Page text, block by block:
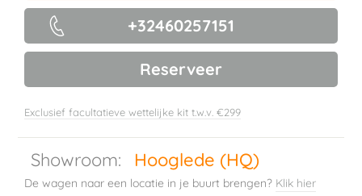
+32460257151
Reserveer
Exclusief facultatieve wettelijke kit t.w.v. €299
Showroom: Hooglede (HQ)
De wagen naar een locatie in je buurt brengen? Klik hier